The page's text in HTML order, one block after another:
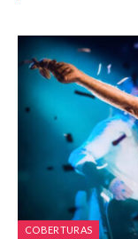
COBERTURAS